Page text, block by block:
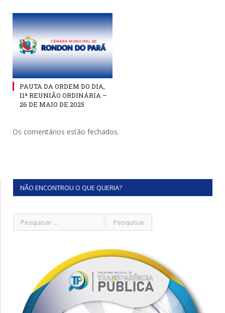
PAUTA DA ORDEM DO DIA,
11ª REUNIÃO ORDINÁRIA –
26 DE MAIO DE 2025
Os comentários estão fechados.
NÃO ENCONTROU O QUE QUERIA?